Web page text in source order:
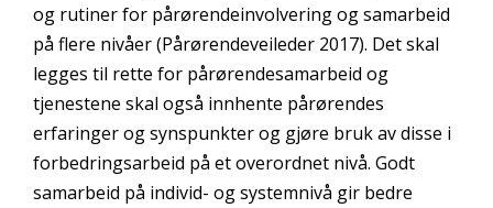
og rutiner for pårørendeinvolvering og samarbeid
på flere nivåer (Pårørendeveileder 2017). Det skal
legges til rette for pårørendesamarbeid og
tjenestene skal også innhente pårørendes
erfaringer og synspunkter og gjøre bruk av disse i
forbedringsarbeid på et overordnet nivå. Godt
samarbeid på individ- og systemnivå gir bedre